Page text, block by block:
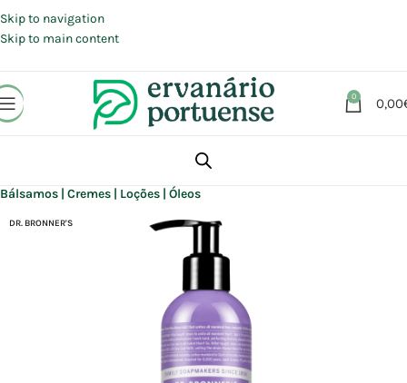
Skip to navigation
Skip to main content
0 0,00
Beleza | Cosmética | Higiene
Bálsamos | Cremes | Loções | Óleos
DR. BRONNER'S